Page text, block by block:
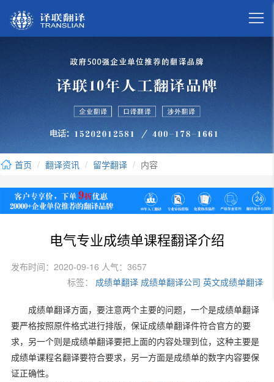

首页 翻译资讯 留学翻译 内容
电气专业成绩单课程翻译介绍
发布时间：2020-09-16 人气：3657
标签：
成绩单翻译 成绩单翻译公司 英文成绩单翻译
成绩单翻译方面，要注意两个主要的问题，一个是成绩单翻译
要严格按照原件格式进行排版，保证成绩单翻译件符合官方的要
求，另一个则是成绩单翻译要把上面的内容处理到位，这种主要是
成绩单课程名翻译要符合要求，另一方面是成绩单的数字内容要保
证正确性。